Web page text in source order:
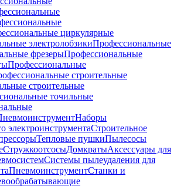
циркулярные
электролобзикиПрофессиональные
фрезерыПрофессиональные
Профессиональные
строительные
строительные
точильные
Наборы
электроинструментаСтроительное
Тепловые пушкиПылесосы
СтружкоотсосыДомкратыАксессуары для
Системы пылеудаления для
ПневмоинструментСтанки и